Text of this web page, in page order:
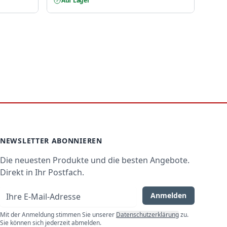
NEWSLETTER ABONNIEREN
Die neuesten Produkte und die besten Angebote.
Direkt in Ihr Postfach.
E-Mail-Adresse
Anmelden
Mit der Anmeldung stimmen Sie unserer Datenschutzerklärungzu.
Sie können sich jederzeit abmelden.